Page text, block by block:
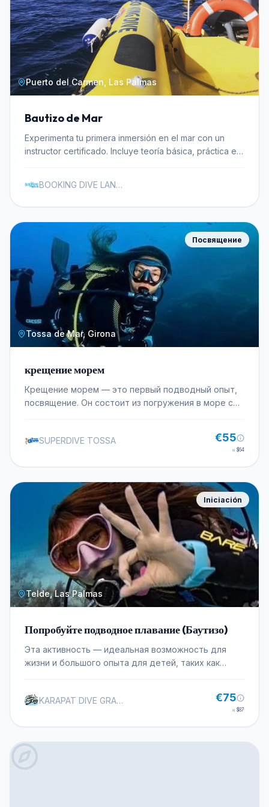
Puerto del Carmen, Las Palmas
Bautizo de Mar
Experimenta tu primera inmersión en el mar con un
instructor certificado. Incluye teoría básica, práctica en
BOOKING DIVE LANZAROTE
Посвящение
Tossa de Mar, Girona
крещение морем
Крещение морем — это первый подводный опыт,
посвящение. Он состоит из погружения в море с
сопровождать и контролировать опытный
расслабленным и контролируемым способом вы
впервые испытаете ощущение дыхания под водой
и почувствуете себя невесомым, как если бы вы
были космонавтом. Крещение — это занятие,
которое вы можете совершить в одиночку или со
своим партнером, или с группой друзей, коллег
или семьи.Проведите другой день в компании
своих близких или заведите новых друзей! И,
кроме того, как это делается в Тосса-де-Мар, вы
будете наблюдать за невероятной подводной
жизнью, которая здесь водится.
SUPERDIVE TOSSA €55
≈ $64
Iniciación
Telde, Las Palmas
Попробуйте подводное плавание (Баутизо)
Эта активность — идеальная возможность для
жизни и большого опыта для детей, таких как
дыхательное ощущение в расслабляющей,
Собре все безопасно. Для полного разочарования
вашего приключенческого опыта, в котором вам
KARAPAT DIVE GRAN CANARIA €75
≈ $87